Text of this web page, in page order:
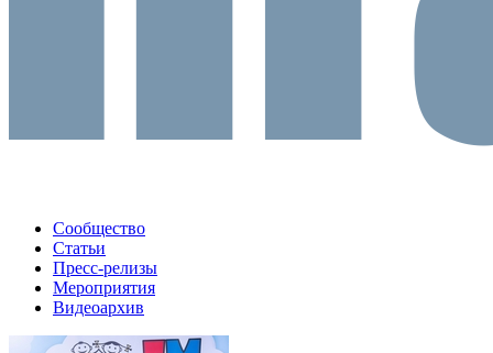
Сообщество
Статьи
Пресс-релизы
Мероприятия
Видеоархив